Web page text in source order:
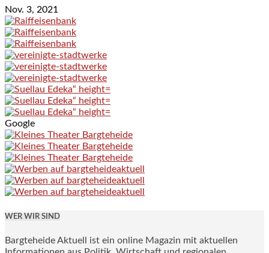
Nov. 3, 2021
Google
WER WIR SIND
Bargteheide Aktuell ist ein online Magazin mit aktuellen